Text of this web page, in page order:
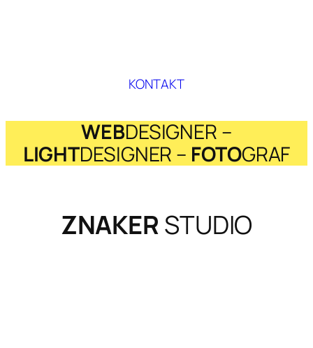
KONTAKT
WEBDESIGNER –
LIGHTDESIGNER – FOTOGRAF
ZNAKERSTUDIO